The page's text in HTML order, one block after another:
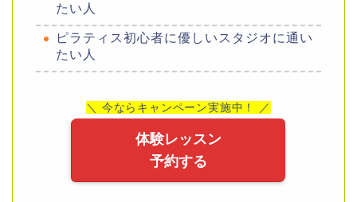
たい人
ピラティス初心者に優しいスタジオに通い
たい人
＼ 今ならキャンペーン実施中！ ／
体験レッスン
予約する